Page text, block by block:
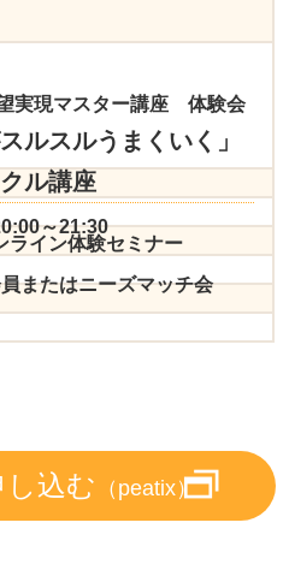
マスター講座 体験会
ルうまくいく」
ル講座
ライン体験セミナー
～21:30
たはニーズマッチ会
込む （peatix）